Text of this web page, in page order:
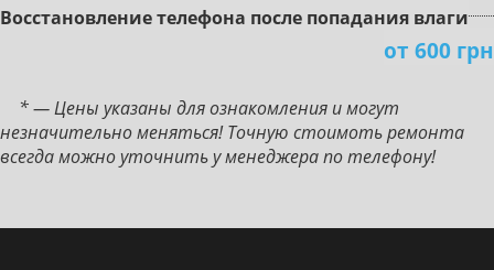
Boccтaнoвлeниe тeлeфoнa пocлe пoпaдaния влaги
от 600 грн
* — Цены указаны для ознакомления и могут
незначительно меняться! Точную стоимоть ремонта
всегда можно уточнить у менеджера по телефону!